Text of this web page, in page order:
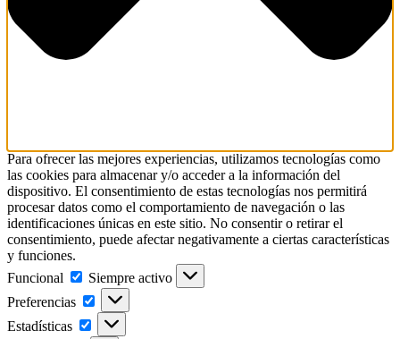
Para ofrecer las mejores experiencias, utilizamos tecnologías como
las cookies para almacenar y/o acceder a la información del
dispositivo. El consentimiento de estas tecnologías nos permitirá
procesar datos como el comportamiento de navegación o las
identificaciones únicas en este sitio. No consentir o retirar el
consentimiento, puede afectar negativamente a ciertas características
y funciones.
Funcional
Siempre activo
Preferencias
Estadísticas